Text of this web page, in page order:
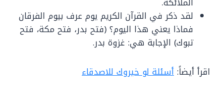
لقد ذكر في القرآن الكريم يوم عرف بيوم الفرقان
فماذا يعني هذا اليوم؟ (فتح بدر، فتح مكة، فتح
تبوك) الإجابة هي: غزوة بدر.
اقرأ أيضاً: أسئلة لو خيروك للاصدقاء